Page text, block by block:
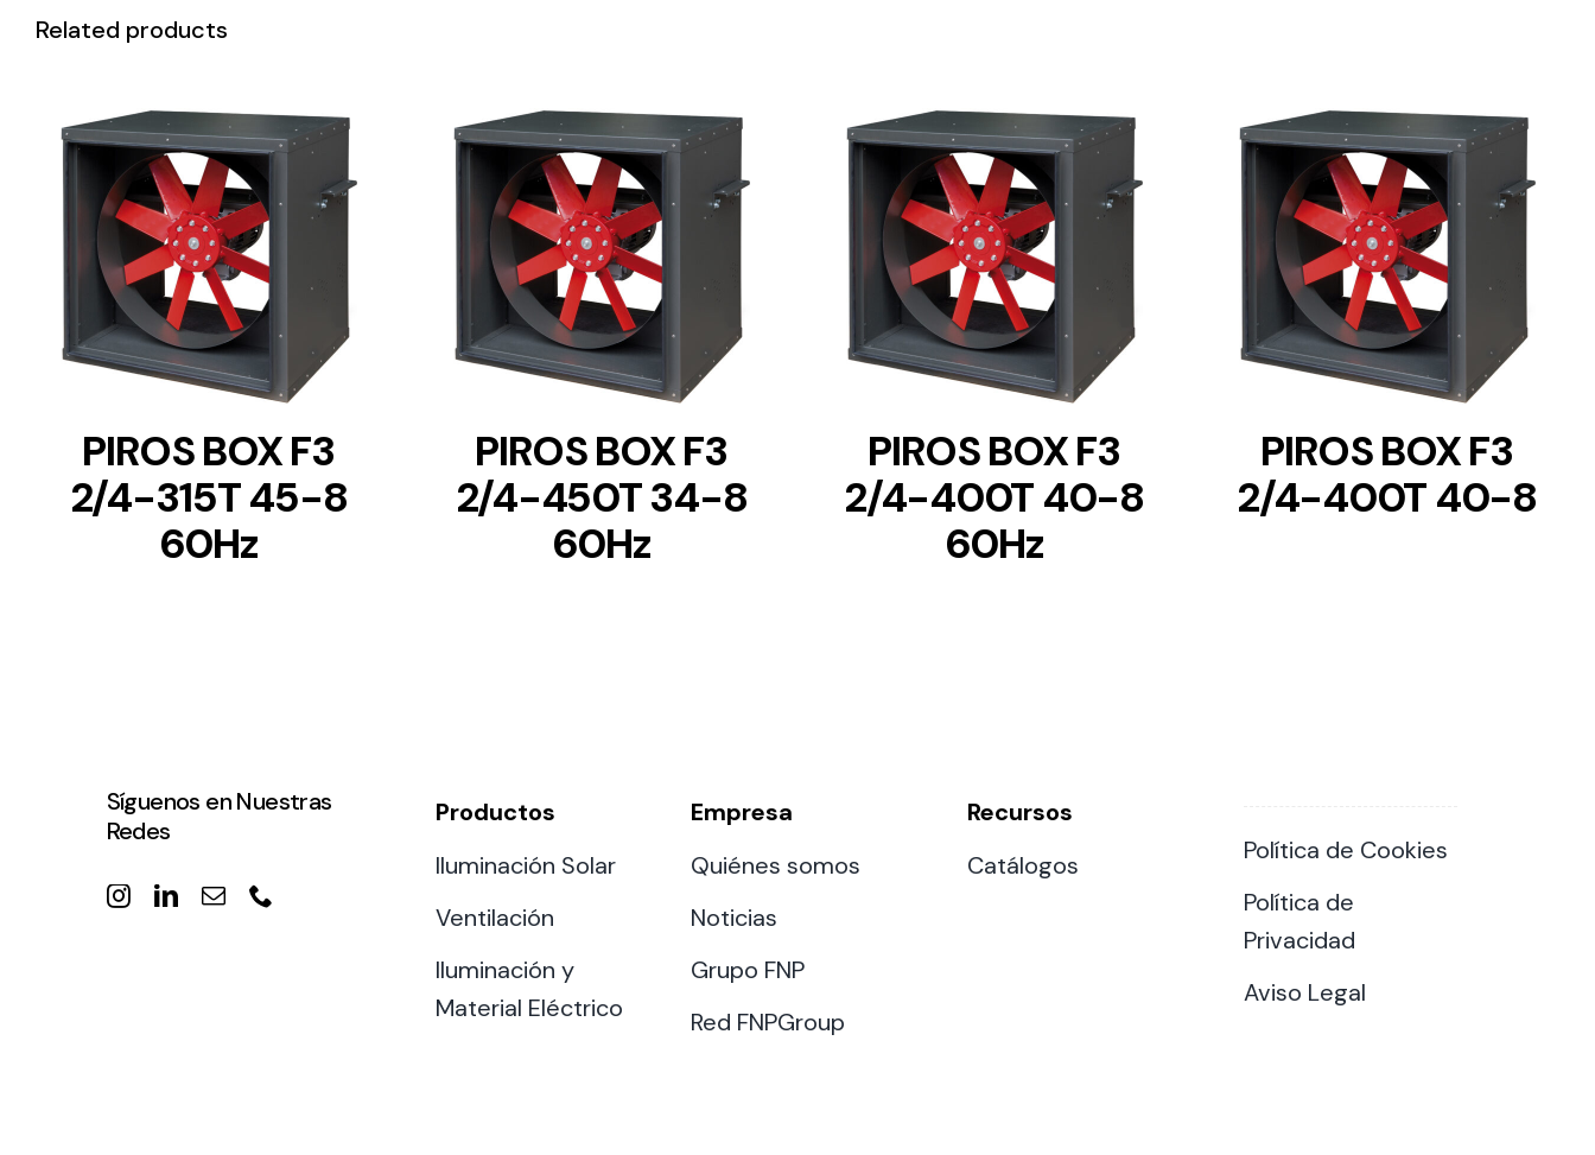
Related products
DETAILS
PIROS BOX F3
2/4-315T 45-8
60Hz
DETAILS
PIROS BOX F3
2/4-450T 34-8
60Hz
DETAILS
PIROS BOX F3
2/4-400T 40-8
60Hz
DETAILS
PIROS BOX F3
2/4-400T 40-8
Síguenos en Nuestras
Redes
Productos
Iluminación Solar
Ventilación
Iluminación y
Material Eléctrico
Empresa
Quiénes somos
Noticias
Grupo FNP
Red FNPGroup
Recursos
Catálogos
Política de Cookies
Política de
Privacidad
Aviso Legal